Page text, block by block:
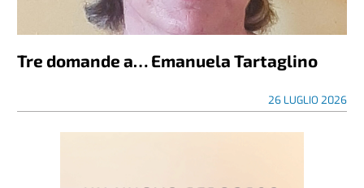
Tre domande a… Emanuela Tartaglino
26 LUGLIO 2026